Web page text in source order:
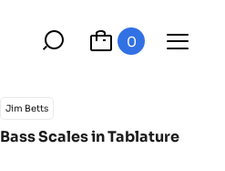
0
Jim Betts
Bass Scales in Tablature